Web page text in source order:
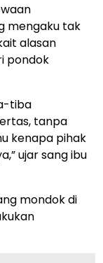
mengaku tak
alasan
pondok
tiba
tanpa
kenapa pihak
ujar sang ibu
mondok di